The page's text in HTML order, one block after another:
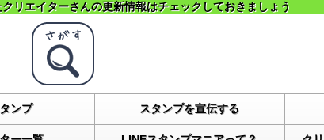
リエイターさんの更新情報はチェックしておきましょう
ンプ スタンプを宣伝する